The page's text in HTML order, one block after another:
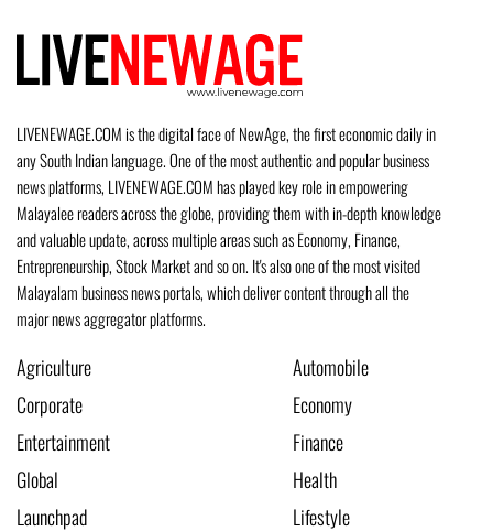
LIVENEWAGE.COM is the digital face of NewAge, the first economic daily in
any South Indian language. One of the most authentic and popular business
news platforms, LIVENEWAGE.COM has played key role in empowering
Malayalee readers across the globe, providing them with in-depth knowledge
and valuable update, across multiple areas such as Economy, Finance,
Entrepreneurship, Stock Market and so on. It's also one of the most visited
Malayalam business news portals, which deliver content through all the
major news aggregator platforms.
Agriculture
Automobile
Corporate
Economy
Entertainment
Finance
Global
Health
Launchpad
Lifestyle